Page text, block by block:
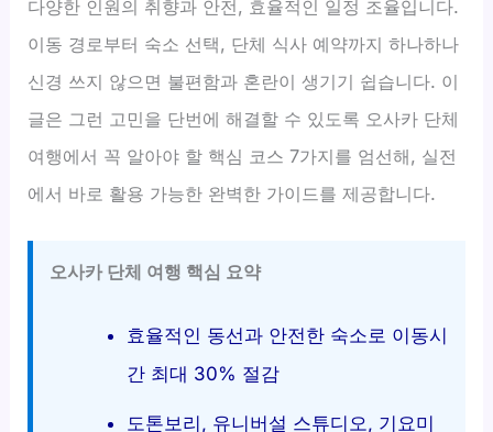
다양한 인원의 취향과 안전, 효율적인 일정 조율입니다.
이동 경로부터 숙소 선택, 단체 식사 예약까지 하나하나
신경 쓰지 않으면 불편함과 혼란이 생기기 쉽습니다. 이
글은 그런 고민을 단번에 해결할 수 있도록 오사카 단체
여행에서 꼭 알아야 할 핵심 코스 7가지를 엄선해, 실전
에서 바로 활용 가능한 완벽한 가이드를 제공합니다.
오사카 단체 여행 핵심 요약
효율적인 동선과 안전한 숙소로 이동시
간 최대 30% 절감
도톤보리, 유니버설 스튜디오, 기요미